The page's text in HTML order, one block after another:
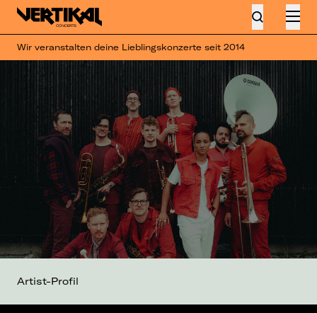
Wir veranstalten deine Lieblingskonzerte seit 2014
Artist-Profil